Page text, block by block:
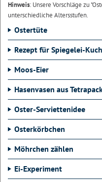
Hinweis: Unsere Vorschläge zu
unterschiedliche Altersstufen.
Ostertüte
Rezept für Spiegelei-
Moos-Eier
Hasenvasen aus
Oster-Serviettenidee
Osterkörbchen
Möhrchen zählen
Ei-Experiment